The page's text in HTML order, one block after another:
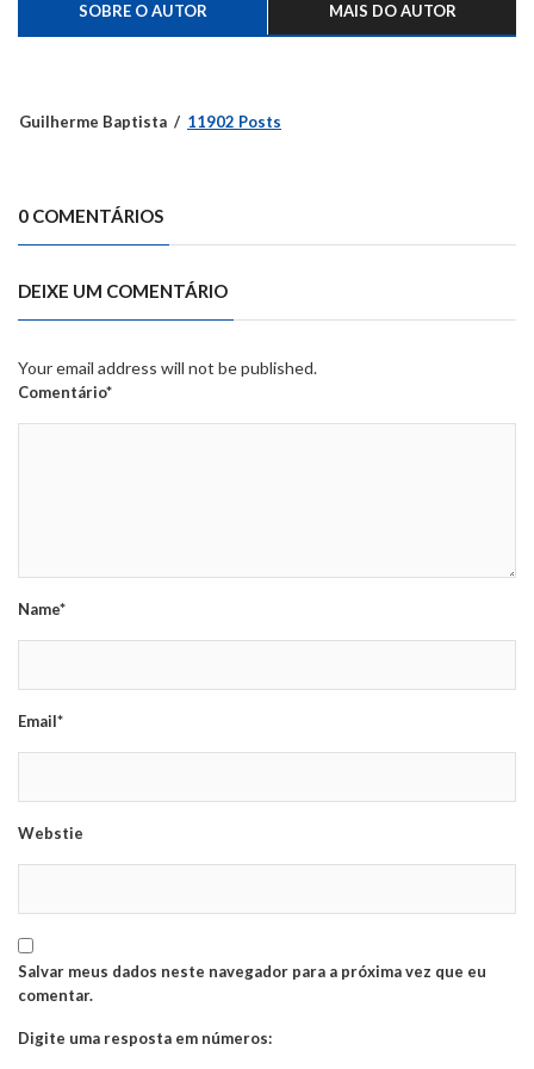
SOBRE O AUTOR MAIS DO AUTOR
Guilherme Baptista 11902 Posts
0 COMENTÁRIOS
DEIXE UM COMENTÁRIO
Your email address will not be published.
Comentário*
Name*
Email*
Webstie
Salvar meus dados neste navegador para a próxima vez que eu
comentar.
Digite uma resposta em números: